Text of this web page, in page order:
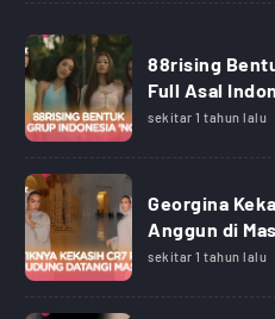
88rising
Full Asal
sekitar 1 tahun lalu
Georgina
Anggun di
sekitar 1 tahun lalu